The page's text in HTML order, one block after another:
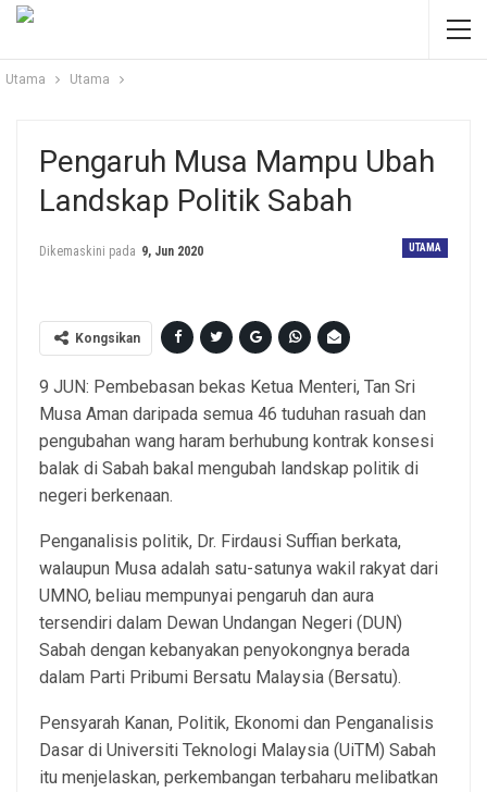
Utama Utama
Pengaruh Musa Mampu Ubah
Landskap Politik Sabah
UTAMA
Dikemaskini pada 9, Jun 2020
Kongsikan
9 JUN: Pembebasan bekas Ketua Menteri, Tan Sri
Musa Aman daripada semua 46 tuduhan rasuah dan
pengubahan wang haram berhubung kontrak konsesi
balak di Sabah bakal mengubah landskap politik di
negeri berkenaan.
Penganalisis politik, Dr. Firdausi Suffian berkata,
walaupun Musa adalah satu-satunya wakil rakyat dari
UMNO, beliau mempunyai pengaruh dan aura
tersendiri dalam Dewan Undangan Negeri (DUN)
Sabah dengan kebanyakan penyokongnya berada
dalam Parti Pribumi Bersatu Malaysia (Bersatu).
Pensyarah Kanan, Politik, Ekonomi dan Penganalisis
Dasar di Universiti Teknologi Malaysia (UiTM) Sabah
itu menjelaskan, perkembangan terbaharu melibatkan